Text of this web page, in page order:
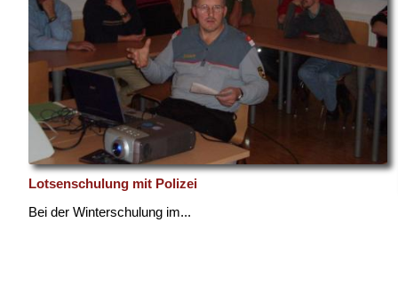
Lotsenschulung mit Polizei
Bei der Winterschulung im...